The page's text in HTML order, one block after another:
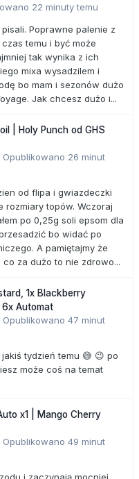
22 minuty temu
pisali. Poprawne palenie z
czas temu i być może
tak wynika z ich
mixa wysadzilem i
bo mam i sezonów dużo
Jak chcesz dużo i...
| Holy Punch od GHS
Opublikowano 26 minut
od flipa i gwiazdeczki
rozmiary topów. Wczoraj
po 0,25g soli epsom dla
bo widać po
A pamiętajmy że
za dużo to nie zdrowo...
1x Blackberry
6x Automat
Opublikowano 47 minut
tydzień temu 😅 😉 po
może coś na temat
x1 | Mango Cherry
Opublikowano 49 minut
i zaczynają mocniej